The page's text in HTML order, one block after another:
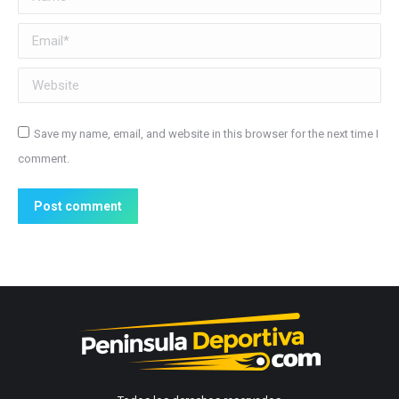
Email *
Website
Save my name, email, and website in this browser for the next time I
comment.
Post comment